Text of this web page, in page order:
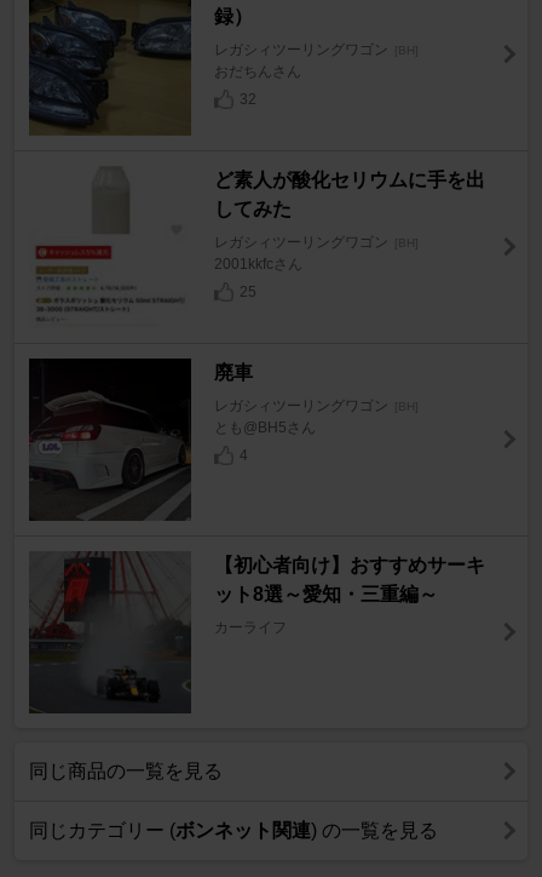
録）
レガシィツーリングワゴン [BH]
おだちんさん
32
ど素人が酸化セリウムに手を出
してみた
レガシィツーリングワゴン [BH]
2001kkfcさん
25
廃車
レガシィツーリングワゴン [BH]
とも@BH5さん
4
【初心者向け】おすすめサーキ
ット8選～愛知・三重編～
カーライフ
同じ商品の一覧を見る
同じカテゴリー (ボンネット関連) の一覧を見る